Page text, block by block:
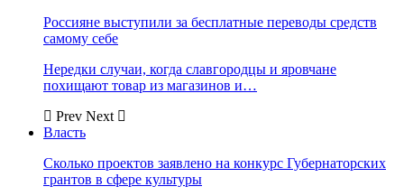
Россияне выступили за бесплатные переводы средств
самому себе
Нередки случаи, когда славгородцы и яровчане
похищают товар из магазинов и…
Prev Next
Власть
Сколько проектов заявлено на конкурс Губернаторских
грантов в сфере культуры